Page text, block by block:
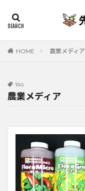
HOME 農業メディア
TAG
農業メディア